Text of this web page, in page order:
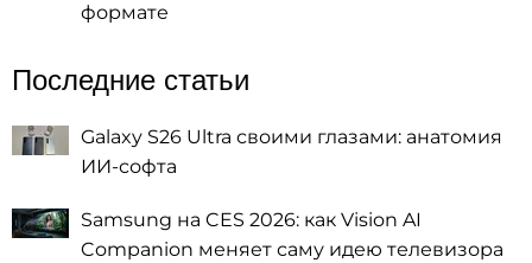
формате
Последние статьи
Galaxy S26 Ultra своими глазами: анатомия
ИИ-софта
Samsung на CES 2026: как Vision AI
Companion меняет саму идею телевизора